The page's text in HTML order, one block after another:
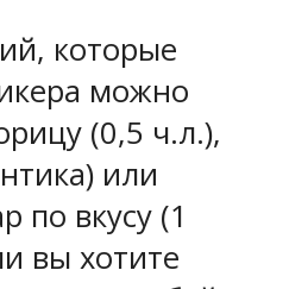
которые
можно
(0,5 ч.л.),
или
по вкусу (1
вы хотите